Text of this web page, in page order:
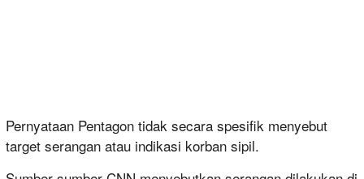
Pernyataan Pentagon tidak secara spesifik menyebut
target serangan atau indikasi korban sipil.